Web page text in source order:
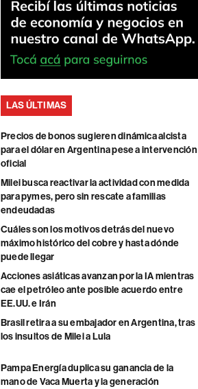
LAS ÚLTIMAS
Precios de bonos sugieren dinámica alcista
para el dólar en Argentina pese a intervención
oficial
Milei busca reactivar la actividad con medida
para pymes, pero sin rescate a familias
endeudadas
Cuáles son los motivos detrás del nuevo
máximo histórico del cobre y hasta dónde
puede llegar
Acciones asiáticas avanzan por la IA mientras
cae el petróleo ante posible acuerdo entre
EE.UU. e Irán
Brasil retira a su embajador en Argentina, tras
los insultos de Milei a Lula
Pampa Energía duplica su ganancia de la
mano de Vaca Muerta y la generación